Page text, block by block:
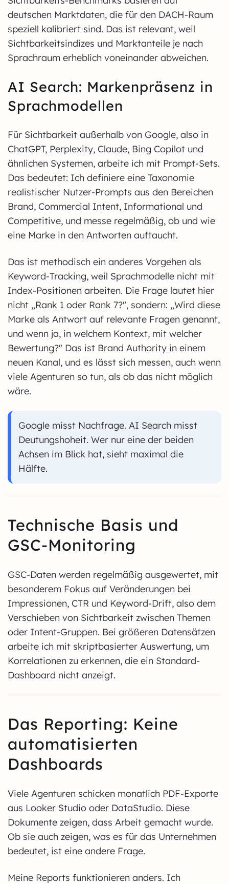
deutschen Marktdaten, die für den DACH-Raum
speziell kalibriert sind. Das ist relevant, weil
Sichtbarkeitsindizes und Marktanteile je nach
Sprachraum erheblich voneinander abweichen.
AI Search: Markenpräsenz in
Sprachmodellen
Für Sichtbarkeit außerhalb von Google, also in
ChatGPT, Perplexity, Claude, Bing Copilot und
ähnlichen Systemen, arbeite ich mit Prompt-Sets.
Das bedeutet: Ich definiere eine Taxonomie
realistischer Nutzer-Prompts aus den Bereichen
Brand, Commercial Intent, Informational und
Competitive, und messe regelmäßig, ob und wie
eine Marke in den Antworten auftaucht.
Das ist methodisch ein anderes Vorgehen als
Keyword-Tracking, weil Sprachmodelle nicht mit
Index-Positionen arbeiten. Die Frage lautet hier
nicht „Rank 1 oder Rank 7?", sondern: „Wird diese
Marke als Antwort auf relevante Fragen genannt,
und wenn ja, in welchem Kontext, mit welcher
Bewertung?" Das ist Brand Authority in einem
neuen Kanal, und es lässt sich messen, auch wenn
viele Agenturen so tun, als ob das nicht möglich
wäre.
Google misst Nachfrage. AI Search misst
Deutungshoheit. Wer nur eine der beiden
Achsen im Blick hat, sieht maximal die
Hälfte.
Technische Basis und
GSC-Monitoring
GSC-Daten werden regelmäßig ausgewertet, mit
besonderem Fokus auf Veränderungen bei
Impressionen, CTR und Keyword-Drift, also dem
Verschieben von Sichtbarkeit zwischen Themen
oder Intent-Gruppen. Bei größeren Datensätzen
arbeite ich mit skriptbasierter Auswertung, um
Korrelationen zu erkennen, die ein Standard-
Dashboard nicht anzeigt.
Das Reporting: Keine
automatisierten
Dashboards
Viele Agenturen schicken monatlich PDF-Exporte
aus Looker Studio oder DataStudio. Diese
Dokumente zeigen, dass Arbeit gemacht wurde.
Ob sie auch zeigen, was es für das Unternehmen
bedeutet, ist eine andere Frage.
Meine Reports funktionieren anders. Ich